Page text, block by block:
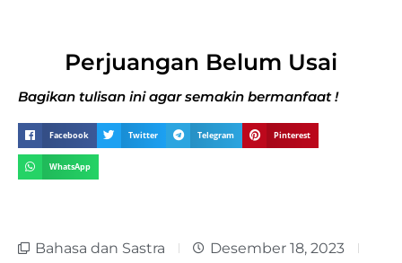
Perjuangan Belum Usai
Bagikan tulisan ini agar semakin bermanfaat !
Facebook Twitter Telegram Pinterest
WhatsApp
Bahasa dan Sastra
Desember 18, 2023